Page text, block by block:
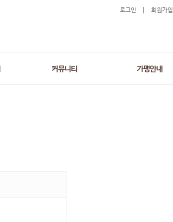
로그인 회원가입
커뮤니티 가맹안내